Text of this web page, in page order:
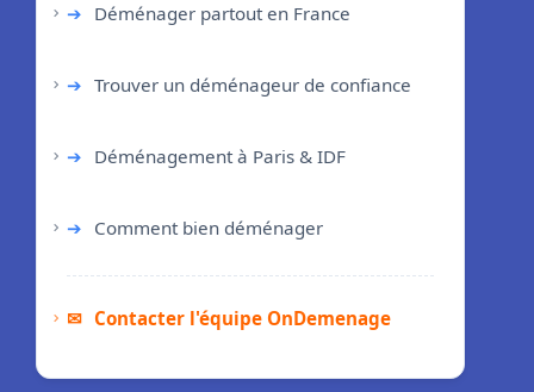
➔ Déménager partout en France
➔ Trouver un déménageur de confiance
➔ Déménagement à Paris & IDF
➔ Comment bien déménager
✉ Contacter l'équipe OnDemenage